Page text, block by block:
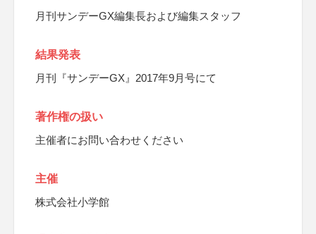
月刊サンデーGX編集長および編集スタッフ
結果発表
月刊『サンデーGX』2017年9月号にて
著作権の扱い
主催者にお問い合わせください
主催
株式会社小学館